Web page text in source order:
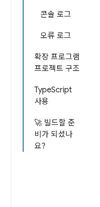
콘솔 로그
오류 로그
확장 프로그램
프로젝트 구조
TypeScript
사용
🚀 빌드할 준
비가 되셨나
요?